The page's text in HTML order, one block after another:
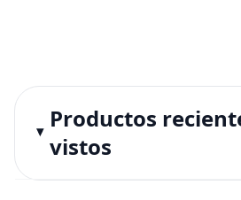
Productos
vistos